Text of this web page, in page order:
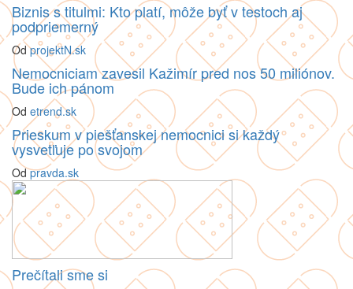
Biznis s titulmi: Kto platí, môže byť v testoch aj
podpriemerný
OdprojektN.sk
Nemocniciam zavesil Kažimír pred nos 50 miliónov.
Bude ich pánom
Od etrend.sk
Prieskum v piešťanskej nemocnici si každý
vysvetľuje po svojom
Odpravda.sk
Prečítali sme si